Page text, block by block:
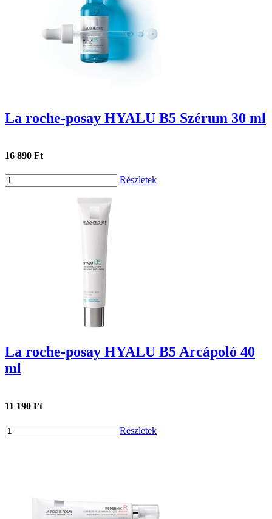
La roche-posay HYALU B5 Szérum 30 ml
16 890 Ft
Részletek
La roche-posay HYALU B5 Arcápoló 40
ml
11 190 Ft
Részletek